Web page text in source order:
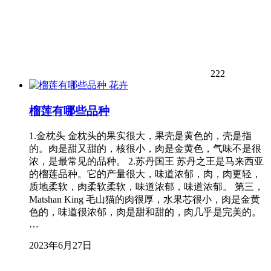
222
花卉
榴莲有哪些品种
1.金枕头 金枕头的果实很大，果壳是黄色的，壳是指
的。肉是甜又甜的，核很小，肉是金黄色，气味不是很
浓，是最常见的品种。 2.苏丹国王 苏丹之王是马来西亚
的榴莲品种。它的产量很大，味道浓郁，肉，肉更轻，
质地柔软，肉柔软柔软，味道浓郁，味道浓郁。 第三，
Matshan King 毛山猫的肉很厚，水果芯很小，肉是金黄
色的，味道很浓郁，肉是甜和甜的，肉几乎是完美的。
…
2023年6月27日